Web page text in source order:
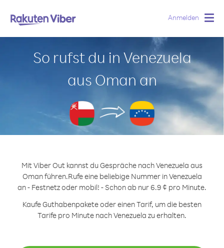
Anmelden
So rufst du in Venezuela
aus Oman an
Mit Viber Out kannst du Gespräche nach Venezuela aus
Oman führen.Rufe eine beliebige Nummer in Venezuela
an - Festnetz oder mobil! - Schon ab nur 6.9 ¢ pro Minute.
Kaufe Guthabenpakete oder einen Tarif, um die besten
Tarife pro Minute nach Venezuela zu erhalten.